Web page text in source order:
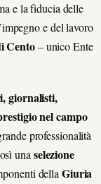
e la fiducia delle
e del lavoro
Cento– unico Ente
giornalisti,
nel campo
professionalità
unaselezione
dellaGiuria